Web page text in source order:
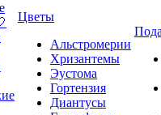
Цветы
Альстромерии
Хризантемы
Эустома
Гортензия
Диантусы